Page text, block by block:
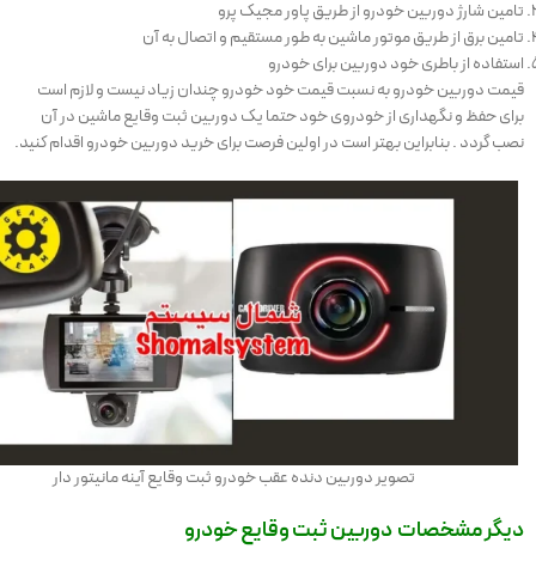
تامین شارژ دوربین خودرو از طریق پاور مجیک پرو
تامین برق از طریق موتور ماشین به طور مستقیم و اتصال به آن
استفاده از باطری خود دوربین برای خودرو
قیمت دوربین خودرو به نسبت قیمت خود خودرو چندان زیاد نیست و لازم است
برای حفظ و نگهداری از خودروی خود حتما یک دوربین ثبت وقایع ماشین در آن
نصب گردد .بنابراین بهتر است در اولین فرصت برای خرید دوربین خودرو اقدام کنید.
تصویر دوربین دنده عقب خودرو ثبت وقایع آینه مانیتور دار
دیگر مشخصات دوربین ثبت وقایع خودرو